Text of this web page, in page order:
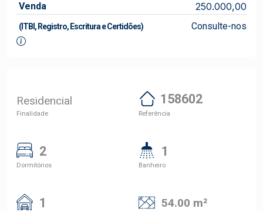
Venda
250.000,00
(ITBI, Registro, Escritura e Certidões) Consulte-nos
Residencial
Finalidade
158602
Referência
2
Dormitórios
1
Banheiro
1 54.00 m²